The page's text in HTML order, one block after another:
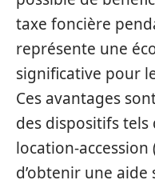
taxe foncière
représente une
significative pour
Ces avantages
des dispositifs tels
location-accession
d’obtenir une